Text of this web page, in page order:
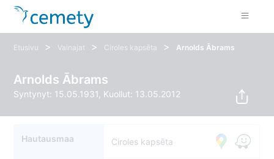
Etusivu > Vainajat > Ciroles kapsēta > Arnolds Ābrams
Arnolds Ābrams
Syntynyt: 15.05.1931, Kuollut: 13.05.2012
Hautausmaa Ciroles kapsēta